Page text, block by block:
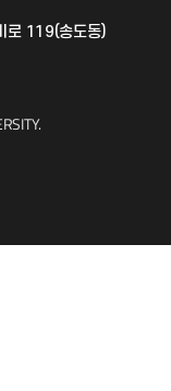
로 119(송도동)